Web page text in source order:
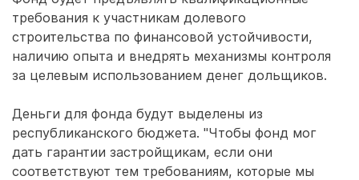
требования к участникам долевого
строительства по финансовой устойчивости,
наличию опыта и внедрять механизмы контроля
за целевым использованием денег дольщиков.
Деньги для фонда будут выделены из
республиканского бюджета. "Чтобы фонд мог
дать гарантии застройщикам, если они
соответствуют тем требованиям, которые мы